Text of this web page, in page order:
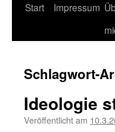
Start Impressum
Schlagwort-
Ideologie
Veröffentlicht am